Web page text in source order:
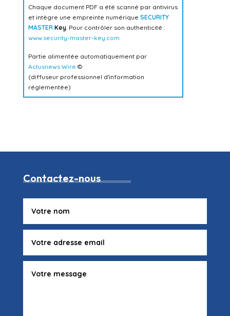
Chaque document PDF a été scanné par antivirus
et intègre une empreinte numérique SECURITY
MASTERKey. Pour contrôler son authenticité :
www.security-master-key.com
Partie alimentée automatiquement par
Actusnews Wire ©
(diffuseur professionnel d'information
réglementée)
Contactez-nous